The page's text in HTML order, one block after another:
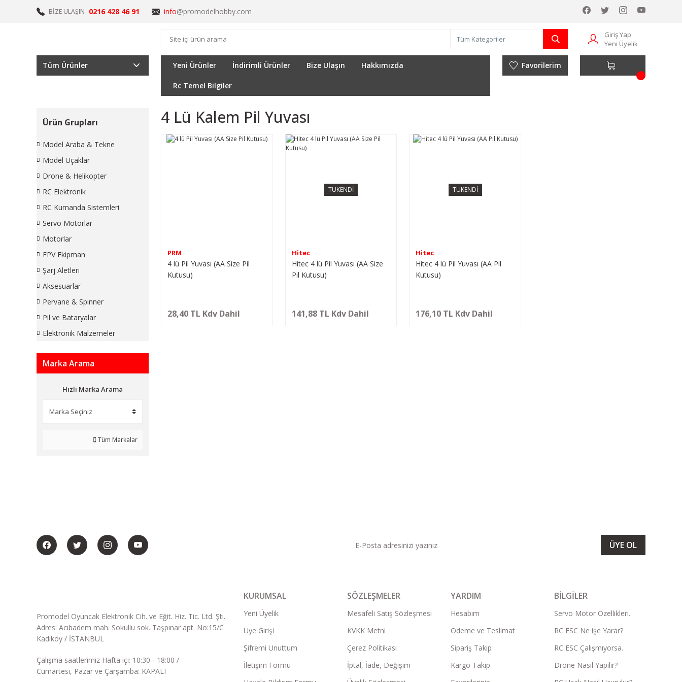
BİZE ULAŞIN 0216 428 46 91 info@promodelhobby.com
Giriş Yap
Yeni Üyelik
Tüm Ürünler Yeni Ürünler İndirimli Ürünler Bize Ulaşın Hakkımızda
Rc Temel Bilgiler
Favorilerim
Ürün Grupları
Model Araba & Tekne
Model Uçaklar
Drone & Helikopter
RC Elektronik
RC Kumanda Sistemleri
Servo Motorlar
Motorlar
FPV Ekipman
Şarj Aletleri
Aksesuarlar
Pervane & Spinner
Pil ve Bataryalar
Elektronik Malzemeler
Marka Arama
Hızlı Marka Arama
Tüm Markalar
4 Lü Kalem Pil Yuvası
PRM
4 lü Pil Yuvası (AA Size Pil
Kutusu)
28,40 TL Kdv Dahil
TÜKENDİ
Hitec
Hitec 4 lü Pil Yuvası (AA Size
Pil Kutusu)
141,88 TL Kdv Dahil
TÜKENDİ
Hitec
Hitec 4 lü Pil Yuvası (AA Pil
Kutusu)
176,10 TL Kdv Dahil
ÜYE OL
Promodel Oyuncak Elektronik Cih. ve Eğit. Hiz. Tic. Ltd. Şti.
Adres: Acıbadem mah. Sokullu sok. Taşpınar apt. No:15/C
Kadıköy / İSTANBUL
Çalışma saatlerimiz Hafta içi: 10:30 - 18:00 /
Cumartesi, Pazar ve Çarşamba: KAPALI
KURUMSAL
Yeni Üyelik
Üye Girişi
Şifremi Unuttum
İletişim Formu
SÖZLEŞMELER
Mesafeli Satış Sözleşmesi
KVKK Metni
Çerez Politikası
İptal, İade, Değişim
YARDIM
Hesabım
Ödeme ve Teslimat
Sipariş Takip
Kargo Takip
BİLGİLER
Servo Motor Özellikleri.
RC ESC Ne işe Yarar?
RC ESC Çalışmıyorsa.
Drone Nasıl Yapılır?